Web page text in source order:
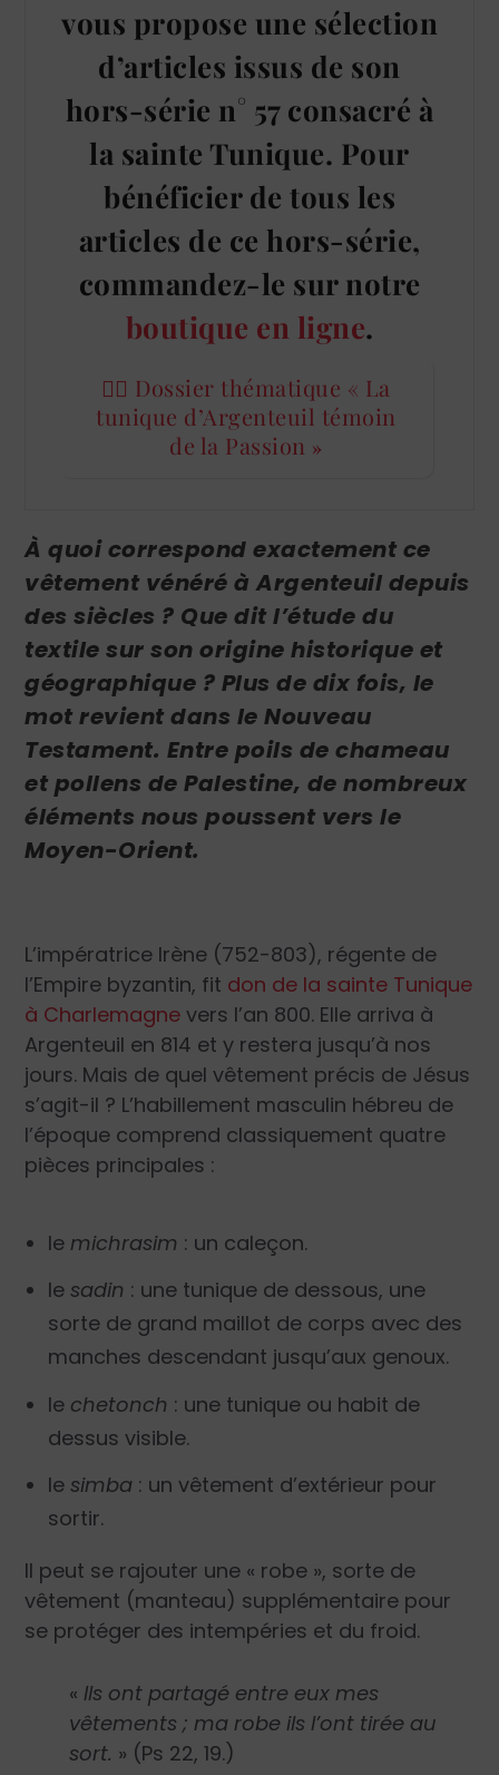
vous propose une sélection
d’articles issus de son
hors-série n° 57 consacré à
la sainte Tunique. Pour
bénéficier de tous les
articles de ce hors-série,
commandez-le sur notre
boutique en ligne.
👉🏻 Dossier thématique « La
tunique d’Argenteuil témoin
de la Passion »
À quoi correspond exactement ce
vêtement vénéré à Argenteuil depuis
des siècles ? Que dit l’étude du
textile sur son origine historique et
géographique ? Plus de dix fois, le
mot revient dans le Nouveau
Testament. Entre poils de chameau
et pollens de Palestine, de nombreux
éléments nous poussent vers le
Moyen-Orient.
L’impératrice Irène (752-803), régente de
l’Empire byzantin, fit don de la sainte Tunique
à Charlemagne vers l’an 800. Elle arriva à
Argenteuil en 814 et y restera jusqu’à nos
jours. Mais de quel vêtement précis de Jésus
s’agit-il ? L’habillement masculin hébreu de
l’époque comprend classiquement quatre
pièces principales :
le michrasim : un caleçon.
le sadin : une tunique de dessous, une
sorte de grand maillot de corps avec des
manches descendant jusqu’aux genoux.
le chetonch : une tunique ou habit de
dessus visible.
le simba: un vêtement d’extérieur pour
sortir.
Il peut se rajouter une « robe », sorte de
vêtement (manteau) supplémentaire pour
se protéger des intempéries et du froid.
« Ils ont partagé entre eux mes
vêtements ; ma robe ils l’ont tirée au
sort. » (Ps 22, 19.)